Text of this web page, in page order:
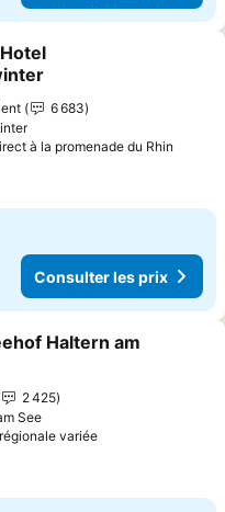
à mes favoris
les prix
6 683
à la promenade du Rhin
Consulter les prix
à mes favoris
Haltern am
les prix
2 425
See
variéeConsulter les